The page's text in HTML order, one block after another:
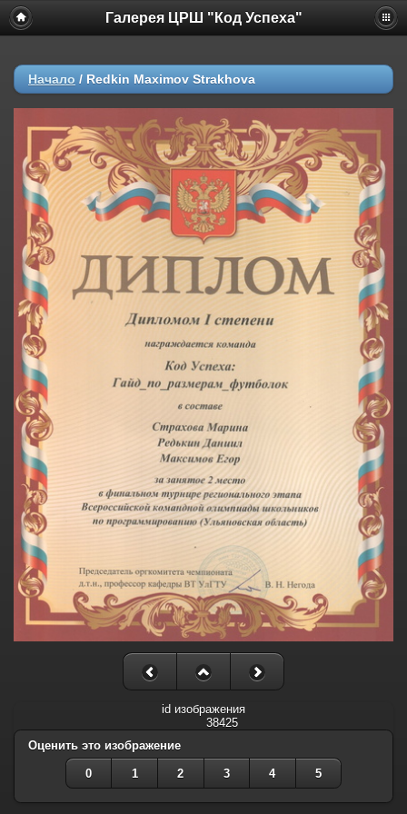
Галерея ЦРШ "Код Успеха"
Начало / Redkin Maximov Strakhova
id изображения
38425
Оценить это изображение
0 1 2 3 4 5